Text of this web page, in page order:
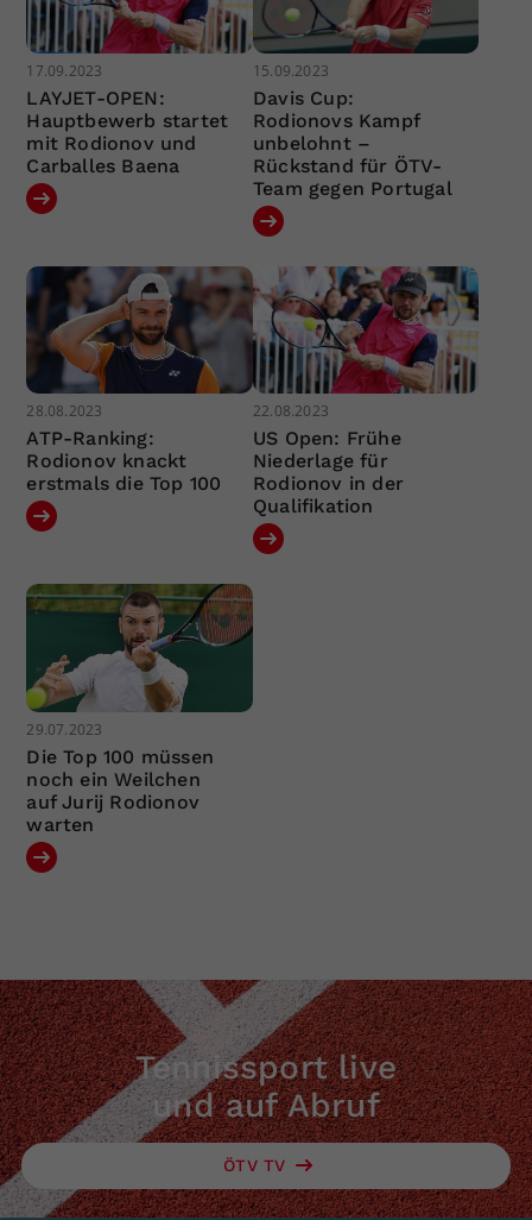
17.09.2023
LAYJET-OPEN:
Hauptbewerb startet
mit Rodionov und
Carballes Baena
15.09.2023
Davis Cup:
Rodionovs Kampf
unbelohnt –
Rückstand für ÖTV-
Team gegen Portugal
28.08.2023
ATP-Ranking:
Rodionov knackt
erstmals die Top 100
22.08.2023
US Open: Frühe
Niederlage für
Rodionov in der
Qualifikation
29.07.2023
Die Top 100 müssen
noch ein Weilchen
auf Jurij Rodionov
warten
Tennissport live
und auf Abruf
ÖTV TV